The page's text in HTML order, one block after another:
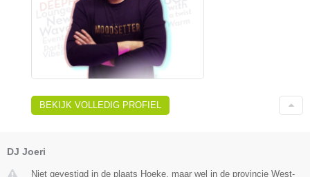
BEKIJK VOLLEDIG PROFIEL
DJ Joeri
Niet gevestigd in de plaats Hoeke, maar wel in de provincie West-